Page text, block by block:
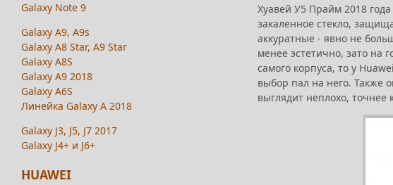
Хуавей У5 Прайм 2018
закаленное стекло,
аккуратные - явно не
менее эстетично, зато на
самого корпуса, то у
выбор пал на него. Также
выглядит неплохо,
Galaxy Note 9
Galaxy A9, A9s
Galaxy A8 Star, A9 Star
Galaxy A8S
Galaxy A9 2018
Galaxy A6S
Линейка Galaxy A 2018
Galaxy J3, J5, J7 2017
Galaxy J4+ и J6+
HUAWEI